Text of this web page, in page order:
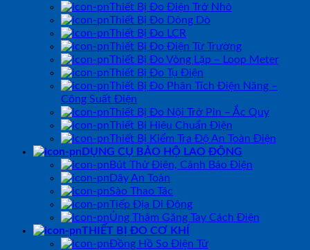
Thiết Bị Đo Điện Trở Nhỏ
Thiết Bị Đo Dòng Dò
Thiết Bị Đo LCR
Thiết Bị Đo Điện Từ Trường
Thiết Bị Đo Vòng Lặp – Loop Meter
Thiết Bị Đo Tụ Điện
Thiết Bị Đo Phân Tích Điện Năng –
Công Suất Điện
Thiết Bị Đo Nội Trở Pin – Ắc Quy
Thiết Bị Hiệu Chuẩn Điện
Thiết Bị Kiểm Tra Độ An Toàn Điện
DỤNG CỤ BẢO HỘ LAO ĐỘNG
Bút Thử Điện, Cảnh Báo Điện
Dây An Toàn
Sào Thao Tác
Tiếp Địa Di Động
Ủng Thảm Găng Tay Cách Điện
THIẾT BỊ ĐO CƠ KHÍ
Đồng Hồ So Điện Tử